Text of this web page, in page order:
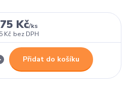
Kč/ks
Kč bez DPH
Přidat do košíku